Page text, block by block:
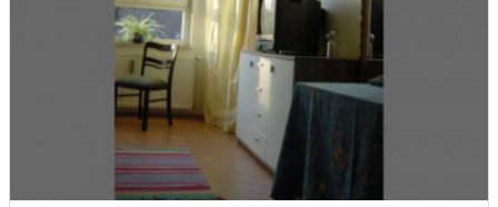
Apartment in Düsseldorf Bochumer Straße
für 1 bis 2 Personen